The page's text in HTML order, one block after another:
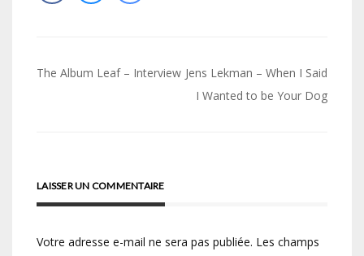
Navigation
The Album Leaf – Interview Jens Lekman – When I Said
I Wanted to be Your Dog
LAISSER UN COMMENTAIRE
Votre adresse e-mail ne sera pas publiée. Les champs